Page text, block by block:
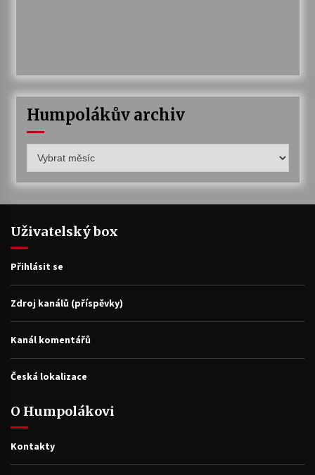
Humpolákův archiv
archiv
Uživatelský box
Přihlásit se
Zdroj kanálů (příspěvky)
Kanál komentářů
Česká lokalizace
O Humpolákovi
Kontakty